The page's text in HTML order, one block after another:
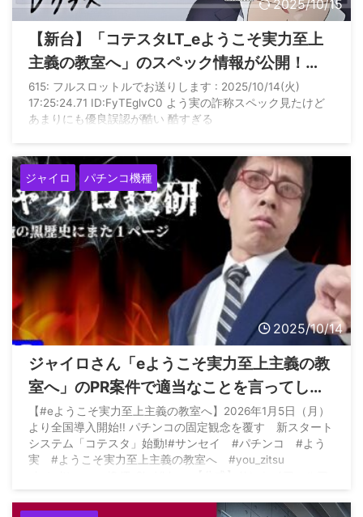
2025/10/15
【新台】「コテスタLT_eようこそ実力至上
主義の教室へ」のスペック情報が公開！
1/349の50%を2回通してなお13%の通常行
きがある模様…
615: フルスロットルでお送りします : 2025/10/14(火)
17:25:24.71 ID:FyTEglvC0 よう実の詐称スペック見たけど
あまりにも優良誤認が酷い 酷すぎる
ジャイロ パチンコ機種
2025/10/14
ジャイロさん「eようこそ実力至上主義の教
室へ」のPR案件で適当なことを言ってしま
いヤラかす
【#eようこそ実力至上主義の教室へ】2026年1月5日（月）
より全国導入開始!! パチンコの固定観念を覆す 新スタート
システム「コテスタ」始動!#サンセイ #パチンコ #よう
実 #ようこそ実力至上主義の教室へ #you_zitsu